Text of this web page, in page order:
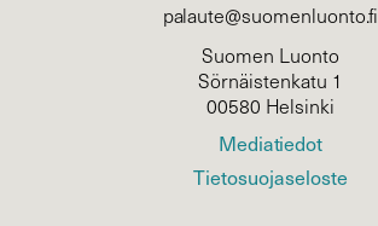
palaute@suomenluonto.fi
Suomen Luonto
Sörnäistenkatu 1
00580 Helsinki
Mediatiedot
Tietosuojaseloste